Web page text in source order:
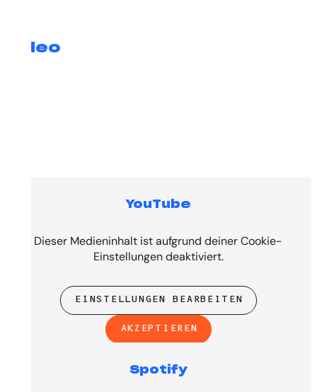
Video
YouTube
Dieser Medieninhalt ist aufgrund deiner Cookie-
Einstellungen deaktiviert.
EINSTELLUNGEN BEARBEITEN
AKZEPTIEREN
Spotify